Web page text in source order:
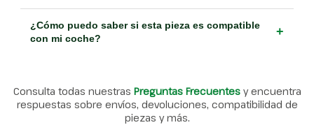
¿Cómo puedo saber si esta pieza es compatible
con mi coche?
+
Consulta todas nuestras Preguntas Frecuentes y encuentra
respuestas sobre envíos, devoluciones, compatibilidad de
piezas y más.